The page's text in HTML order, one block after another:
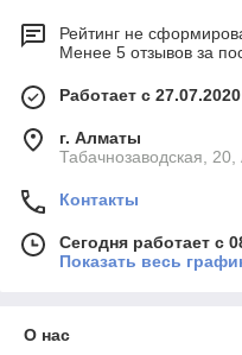
Рейтинг не
Менее 5 отзывов за
Работает с 27.07.2020
г. Алматы
Табачнозаводская,
Контакты
Сегодня работает с
Показать весь
О нас